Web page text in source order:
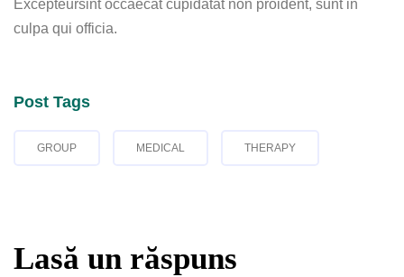
Excepteursint occaecat cupidatat non proident, sunt in
culpa qui officia.
Post Tags
GROUP MEDICAL THERAPY
Lasă un răspuns